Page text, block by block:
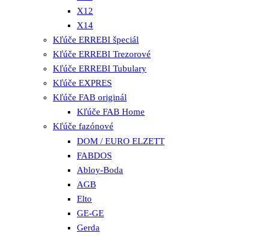
X12
X14
Kľúče ERREBI špeciál
Kľúče ERREBI Trezorové
Kľúče ERREBI Tubulary
Kľúče EXPRES
Kľúče FAB originál
Kľúče FAB Home
Kľúče fazónové
DOM / EURO ELZETT
FABDOS
Abloy-Boda
AGB
Elto
GE-GE
Gerda